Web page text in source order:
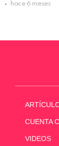
hace 6 meses
CUENTA
VIDEOS